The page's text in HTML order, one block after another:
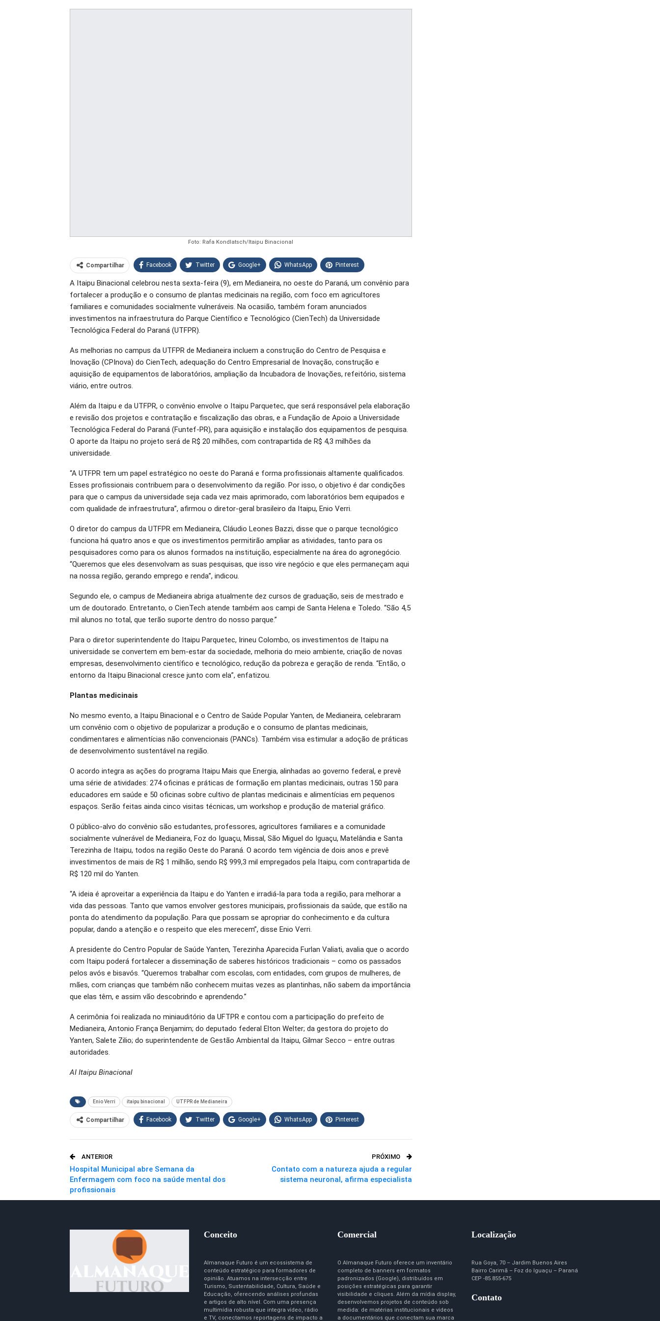
Foto: Rafa Kondlatsch/Itaipu Binacional
Compartilhar Facebook Twitter Google+ WhatsApp Pinterest
O email
A Itaipu Binacional celebrou nesta sexta-feira (9), em Medianeira, no oeste do Paraná, um convênio para
fortalecer a produção e o consumo de plantas medicinais na região, com foco em agricultores
familiares e comunidades socialmente vulneráveis. Na ocasião, também foram anunciados
investimentos na infraestrutura do Parque Científico e Tecnológico (CienTech) da Universidade
Tecnológica Federal do Paraná (UTFPR).
As melhorias no campus da UTFPR de Medianeira incluem a construção do Centro de Pesquisa e
Inovação (CPInova) do CienTech, adequação do Centro Empresarial de Inovação, construção e
aquisição de equipamentos de laboratórios, ampliação da Incubadora de Inovações, refeitório, sistema
viário, entre outros.
Além da Itaipu e da UTFPR, o convênio envolve o Itaipu Parquetec, que será responsável pela elaboração
e revisão dos projetos e contratação e fiscalização das obras, e a Fundação de Apoio a Universidade
Tecnológica Federal do Paraná (Funtef-PR), para aquisição e instalação dos equipamentos de pesquisa.
O aporte da Itaipu no projeto será de R$ 20 milhões, com contrapartida de R$ 4,3 milhões da
universidade.
“A UTFPR tem um papel estratégico no oeste do Paraná e forma profissionais altamente qualificados.
Esses profissionais contribuem para o desenvolvimento da região. Por isso, o objetivo é dar condições
para que o campus da universidade seja cada vez mais aprimorado, com laboratórios bem equipados e
com qualidade de infraestrutura”, afirmou o diretor-geral brasileiro da Itaipu, Enio Verri.
O diretor do campus da UTFPR em Medianeira, Cláudio Leones Bazzi, disse que o parque tecnológico
funciona há quatro anos e que os investimentos permitirão ampliar as atividades, tanto para os
pesquisadores como para os alunos formados na instituição, especialmente na área do agronegócio.
“Queremos que eles desenvolvam as suas pesquisas, que isso vire negócio e que eles permaneçam aqui
na nossa região, gerando emprego e renda”, indicou.
Segundo ele, o campus de Medianeira abriga atualmente dez cursos de graduação, seis de mestrado e
um de doutorado. Entretanto, o CienTech atende também aos campi de Santa Helena e Toledo. “São 4,5
mil alunos no total, que terão suporte dentro do nosso parque.”
Para o diretor superintendente do Itaipu Parquetec, Irineu Colombo, os investimentos de Itaipu na
universidade se convertem em bem-estar da sociedade, melhoria do meio ambiente, criação de novas
empresas, desenvolvimento científico e tecnológico, redução da pobreza e geração de renda. “Então, o
entorno da Itaipu Binacional cresce junto com ela”, enfatizou.
Plantas medicinais
No mesmo evento, a Itaipu Binacional e o Centro de Saúde Popular Yanten, de Medianeira, celebraram
um convênio com o objetivo de popularizar a produção e o consumo de plantas medicinais,
condimentares e alimentícias não convencionais (PANCs). Também visa estimular a adoção de práticas
de desenvolvimento sustentável na região.
O acordo integra as ações do programa Itaipu Mais que Energia, alinhadas ao governo federal, e prevê
uma série de atividades: 274 oficinas e práticas de formação em plantas medicinais, outras 150 para
educadores em saúde e 50 oficinas sobre cultivo de plantas medicinais e alimentícias em pequenos
espaços. Serão feitas ainda cinco visitas técnicas, um workshop e produção de material gráfico.
O público-alvo do convênio são estudantes, professores, agricultores familiares e a comunidade
socialmente vulnerável de Medianeira, Foz do Iguaçu, Missal, São Miguel do Iguaçu, Matelândia e Santa
Terezinha de Itaipu, todos na região Oeste do Paraná. O acordo tem vigência de dois anos e prevê
investimentos de mais de R$ 1 milhão, sendo R$ 999,3 mil empregados pela Itaipu, com contrapartida de
R$ 120 mil do Yanten.
“A ideia é aproveitar a experiência da Itaipu e do Yanten e irradiá-la para toda a região, para melhorar a
vida das pessoas. Tanto que vamos envolver gestores municipais, profissionais da saúde, que estão na
ponta do atendimento da população. Para que possam se apropriar do conhecimento e da cultura
popular, dando a atenção e o respeito que eles merecem”, disse Enio Verri.
A presidente do Centro Popular de Saúde Yanten, Terezinha Aparecida Furlan Valiati, avalia que o acordo
com Itaipu poderá fortalecer a disseminação de saberes históricos tradicionais – como os passados
pelos avós e bisavós. “Queremos trabalhar com escolas, com entidades, com grupos de mulheres, de
mães, com crianças que também não conhecem muitas vezes as plantinhas, não sabem da importância
que elas têm, e assim vão descobrindo e aprendendo.”
A cerimônia foi realizada no miniauditório da UFTPR e contou com a participação do prefeito de
Medianeira, Antonio França Benjamim; do deputado federal Elton Welter; da gestora do projeto do
Yanten, Salete Zilio; do superintendente de Gestão Ambiental da Itaipu, Gilmar Secco – entre outras
autoridades.
AI Itaipu Binacional
Enio Verri itaipu binacional UTFPR de Medianeira
Compartilhar Facebook Twitter Google+ WhatsApp Pinterest
ANTERIOR
Hospital Municipal abre Semana da
Enfermagem com foco na saúde mental dos
profissionais
PRÓXIMO
Contato com a natureza ajuda a regular
sistema neuronal, afirma especialista
Conceito
Almanaque Futuro é um ecossistema de
conteúdo estratégico para formadores de
opinião. Atuamos na intersecção entre
Turismo, Sustentabilidade, Cultura, Saúde e
Educação, oferecendo análises profundas
e artigos de alto nível. Com uma presença
multimídia robusta que integra vídeo, rádio
e TV, conectamos reportagens de impacto a
Comercial
O Almanaque Futuro oferece um inventário
completo de banners em formatos
padronizados (Google), distribuídos em
posições estratégicas para garantir
visibilidade e cliques. Além da mídia display,
desenvolvemos projetos de conteúdo sob
medida: de matérias institucionais e vídeos
a documentários que conectam sua marca
Localização
Rua Goya, 70 – Jardim Buenos Aires
Bairro Carimã – Foz do Iguaçu – Paraná
CEP -85.855-675
Contato